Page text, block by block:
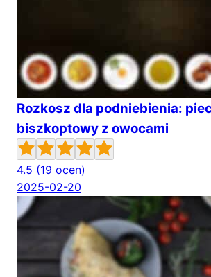
Rozkosz dla podniebienia:
biszkoptowy z owocami
4.5 (19 ocen)
2025-02-20